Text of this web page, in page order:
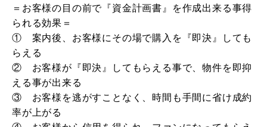
＝お客様の目の前で『資金計画書』を作成出来る事得
られる効果＝
① 案内後、お客様にその場で購入を『即決』しても
らえる
② お客様が『即決』してもらえる事で、物件を即抑
える事が出来る
③ お客様を逃がすことなく、時間も手間に省け成約
率が上がる